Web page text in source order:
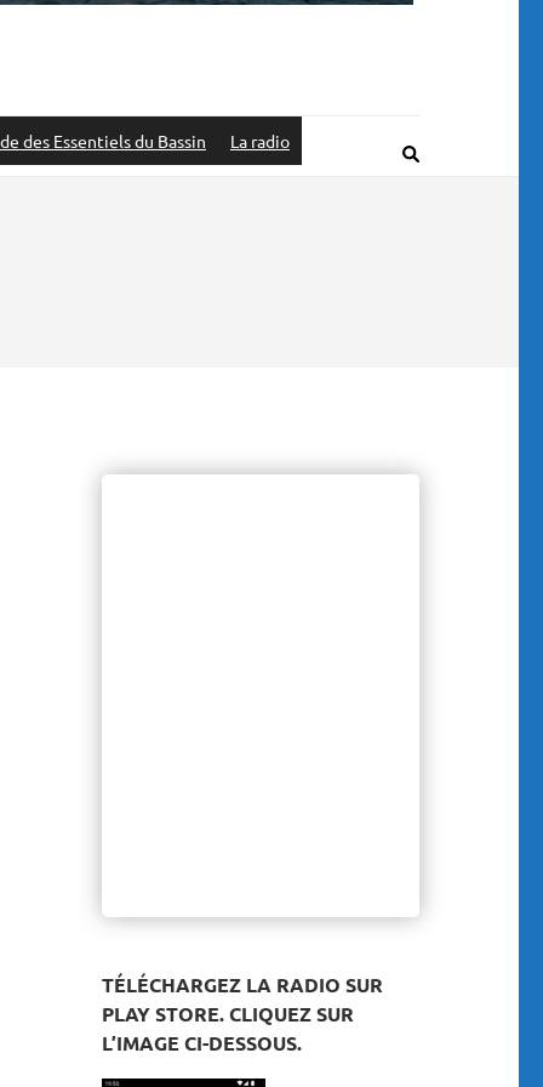
des Essentiels du Bassin La radio
TÉLÉCHARGEZ LA RADIO SUR
PLAY STORE. CLIQUEZ SUR
L’IMAGE CI-DESSOUS.